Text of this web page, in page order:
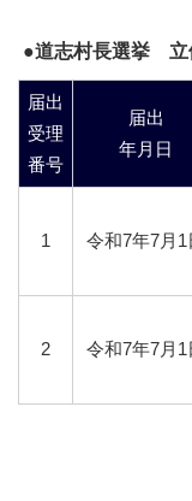
●道志村長選挙 立
届出
受理
番号
届出
年月日
1 令和7年7月1
2 令和7年7月1